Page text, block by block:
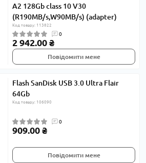
A2 128Gb class 10 V30
(R190MB/s,W90MB/s) (adapter)
Код товару: 113822
0
2 942.00 ₴
Повідомити мене
Flash SanDisk USB 3.0 Ultra Flair
64Gb
Код товару: 106090
0
909.00 ₴
Повідомити мене